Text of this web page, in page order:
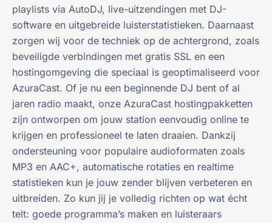
playlists via AutoDJ, live-uitzendingen met DJ-
software en uitgebreide luisterstatistieken. Daarnaast
zorgen wij voor de techniek op de achtergrond, zoals
beveiligde verbindingen met gratis SSL en een
hostingomgeving die speciaal is geoptimaliseerd voor
AzuraCast. Of je nu een beginnende DJ bent of al
jaren radio maakt, onze AzuraCast hostingpakketten
zijn ontworpen om jouw station eenvoudig online te
krijgen en professioneel te laten draaien. Dankzij
ondersteuning voor populaire audioformaten zoals
MP3 en AAC+, automatische rotaties en realtime
statistieken kun je jouw zender blijven verbeteren en
uitbreiden. Zo kun jij je volledig richten op wat écht
telt: goede programma’s maken en luisteraars